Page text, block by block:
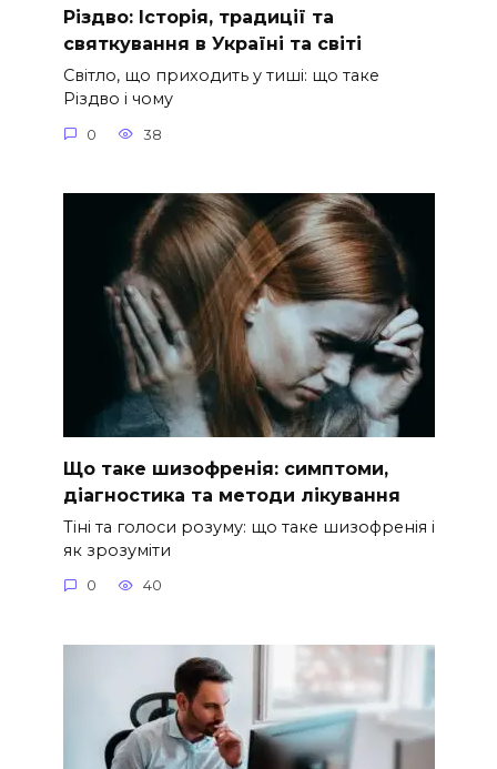
Різдво: Історія, традиції та
святкування в Україні та світі
Світло, що приходить у тиші: що таке
Різдво і чому
0 38
Що таке шизофренія: симптоми,
діагностика та методи лікування
Тіні та голоси розуму: що таке шизофренія і
як зрозуміти
0 40